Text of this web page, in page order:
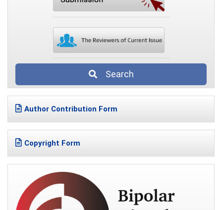
Search
Author Contribution Form
Copyright Form